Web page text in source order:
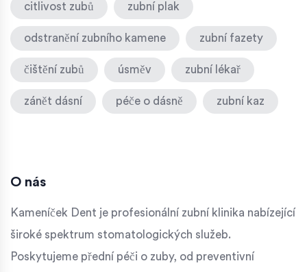
citlivost zubů zubní plak
odstranění zubního kamene zubní fazety
čištění zubů úsměv zubní lékař
zánět dásní péče o dásně zubní kaz
O nás
Kameníček Dent je profesionální zubní klinika nabízející
široké spektrum stomatologických služeb.
Poskytujeme přední péči o zuby, od preventivní